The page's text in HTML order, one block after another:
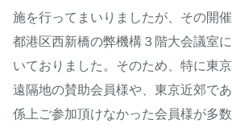
施を行ってまいりましたが、その開
都港区西新橋の弊機構３階大会議室
いておりました。そのため、特に東
遠隔地の賛助会員様や、東京近郊で
係上ご参加頂けなかった会員様が多